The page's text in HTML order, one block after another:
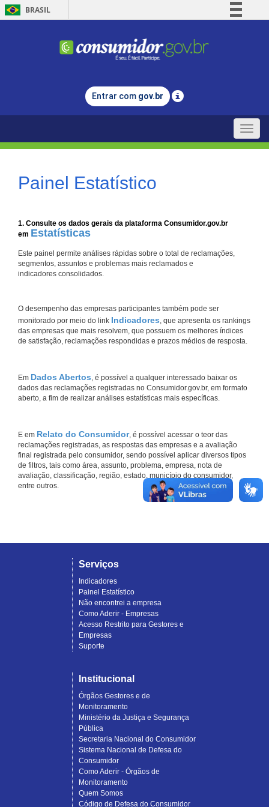
BRASIL
Comunica BR
Legislação
Entrar com gov.br
Toggle
Painel Estatístico
1. Consulte os dados gerais da plataforma Consumidor.gov.br
em Estatísticas
Este painel permite análises rápidas sobre o total de reclamações,
segmentos, assuntos e problemas mais reclamados e
indicadores consolidados.
O desempenho das empresas participantes também pode ser
monitorado por meio do link Indicadores, que apresenta os rankings
das empresas que mais resolvem, que possuem os melhores índices
de satisfação, reclamações respondidas e prazos médios de resposta.
Em Dados Abertos, é possível a qualquer interessado baixar os
dados das reclamações registradas no Consumidor.gov.br, em formato
aberto, a fim de realizar análises estatísticas mais específicas.
E em Relato do Consumidor, é possível acessar o teor das
reclamações registradas, as respostas das empresas e a avaliação
final registrada pelo consumidor, sendo possível aplicar diversos tipos
de filtros, tais como área, assunto, problema, empresa, nota de
avaliação, classificação, região, estado, município do consumidor,
entre outros.
Serviços
Indicadores
Painel Estatístico
Não encontrei a empresa
Como Aderir - Empresas
Acesso Restrito para Gestores e
Empresas
Suporte
Institucional
Órgãos Gestores e de
Monitoramento
Ministério da Justiça e Segurança
Pública
Secretaria Nacional do Consumidor
Sistema Nacional de Defesa do
Consumidor
Como Aderir - Órgãos de
Monitoramento
Quem Somos
Código de Defesa do Consumidor